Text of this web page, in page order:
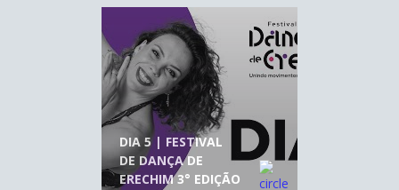
DIA 5 | FESTIVAL
DE DANÇA DE
ERECHIM 3° EDIÇÃO